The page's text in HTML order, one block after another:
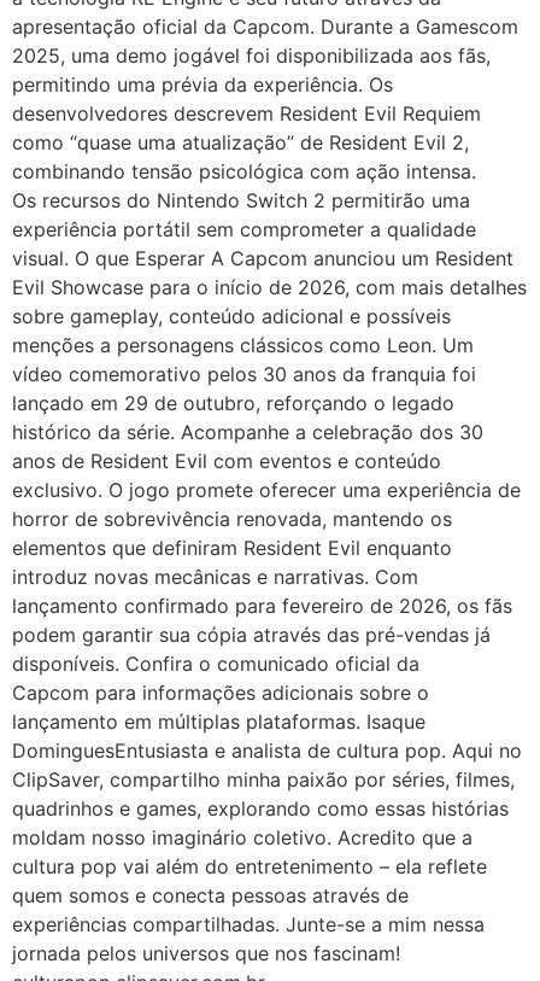
apresentação oficial da Capcom. Durante a Gamescom
2025, uma demo jogável foi disponibilizada aos fãs,
permitindo uma prévia da experiência. Os
desenvolvedores descrevem Resident Evil Requiem
como “quase uma atualização” de Resident Evil 2,
combinando tensão psicológica com ação intensa.
Os recursos do Nintendo Switch 2 permitirão uma
experiência portátil sem comprometer a qualidade
visual. O que Esperar A Capcom anunciou um Resident
Evil Showcase para o início de 2026, com mais detalhes
sobre gameplay, conteúdo adicional e possíveis
menções a personagens clássicos como Leon. Um
vídeo comemorativo pelos 30 anos da franquia foi
lançado em 29 de outubro, reforçando o legado
histórico da série. Acompanhe a celebração dos 30
anos de Resident Evil com eventos e conteúdo
exclusivo. O jogo promete oferecer uma experiência de
horror de sobrevivência renovada, mantendo os
elementos que definiram Resident Evil enquanto
introduz novas mecânicas e narrativas. Com
lançamento confirmado para fevereiro de 2026, os fãs
podem garantir sua cópia através das pré-vendas já
disponíveis. Confira o comunicado oficial da
Capcom para informações adicionais sobre o
lançamento em múltiplas plataformas. Isaque
DominguesEntusiasta e analista de cultura pop. Aqui no
ClipSaver, compartilho minha paixão por séries, filmes,
quadrinhos e games, explorando como essas histórias
moldam nosso imaginário coletivo. Acredito que a
cultura pop vai além do entretenimento – ela reflete
quem somos e conecta pessoas através de
experiências compartilhadas. Junte-se a mim nessa
jornada pelos universos que nos fascinam!